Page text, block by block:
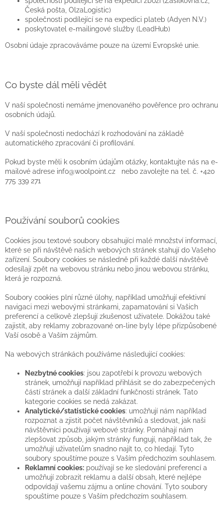
Česká pošta, OlzaLogistic)
společnosti podílející se na expedici plateb (Adyen N.V.)
poskytovatel e-mailingové služby (LeadHub)
Osobní údaje zpracováváme pouze na území Evropské unie.
Co byste dál měli vědět
V naší společnosti nemáme jmenovaného pověřence pro ochranu
osobních údajů.
V naší společnosti nedochází k rozhodování na základě
automatického zpracování či profilování.
Pokud byste měli k osobním údajům otázky, kontaktujte nás na e-
mailové adrese info@woolpoint.cz nebo zavolejte na tel. č. +420
775 339 271
Používání souborů cookies
Cookies jsou textové soubory obsahující malé množství informací,
které se při návštěvě našich webových stránek stahují do Vašeho
zařízení. Soubory cookies se následně při každé další návštěvě
odesílají zpět na webovou stránku nebo jinou webovou stránku,
která je rozpozná.
Soubory cookies plní různé úlohy, například umožňují efektivní
navigaci mezi webovými stránkami, zapamatování si Vašich
preferencí a celkově zlepšují zkušenost uživatele. Dokážou také
zajistit, aby reklamy zobrazované on-line byly lépe přizpůsobené
Vaší osobě a Vaším zájmům.
Na webových stránkách používáme následující cookies:
Nezbytné cookies: jsou zapotřebí k provozu webových
stránek, umožňují například přihlásit se do zabezpečených
částí stránek a další základní funkčnosti stránek. Tato
kategorie cookies se nedá zakázat.
Analytické/statistické cookies: umožňují nám například
rozpoznat a zjistit počet návštěvníků a sledovat, jak naši
návštěvníci používají webové stránky. Pomáhají nám
zlepšovat způsob, jakým stránky fungují, například tak, že
umožňují uživatelům snadno najít to, co hledají. Tyto
soubory spouštíme pouze s Vaším předchozím souhlasem.
Reklamní cookies: používají se ke sledování preferencí a
umožňují zobrazit reklamu a další obsah, které nejlépe
odpovídají vašemu zájmu a online chování. Tyto soubory
spouštíme pouze s Vaším předchozím souhlasem.